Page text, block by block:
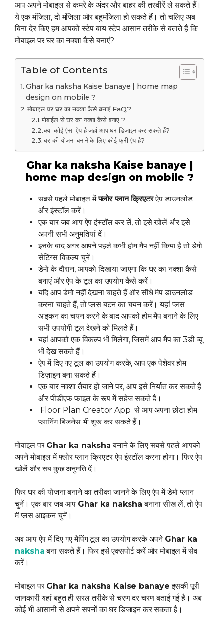
आप अपने मोबाइल से कमरे के अंदर और बाहर की तस्वीरें ले सकते हैं।
ये एक मंजिला, दो मंजिला और बहुमंजिला हो सकते हैं। तो चलिए अब
बिना देर किए हम आपको स्टेप बाय स्टेप आसान तरीके से बताते हैं कि
मोबाइल पर घर का नक्शा कैसे बनाएं?
Table of Contents
Ghar ka naksha Kaise banaye | home map
design on mobile ?
मोबाइल पर घर का नक्शा कैसे बनाएं FaQ?
मोबाईल से घर का नक्शा कैसे बनाए ?
क्या कोई ऐसा ऐप है जहां आप घर डिजाइन कर सकते हैं?
घर की योजना बनाने के लिए कोई फ्री ऐप है?
Ghar ka naksha Kaise banaye |
home map design on mobile ?
सबसे पहले मोबाइल मेंफ्लोर प्लान क्रिएटरऐप डाउनलोड
और इंस्टॉल करें।
एक बार जब आप ऐप इंस्टॉल कर लें, तो इसे खोलें और इसे
अपनी सभी अनुमतियां दें।
इसके बाद अगर आपने पहले कभी होम मैप नहीं किया है तो डेमो
सेटिंग्स विकल्प चुनें।
डेमो के दौरान, आपको दिखाया जाएगा कि घर का नक्शा कैसे
बनाएं और ऐप के टूल का उपयोग कैसे करें।
यदि आप डेमो नहीं देखना चाहते हैं और सीधे मैप डाउनलोड
करना चाहते हैं, तो प्लस बटन का चयन करें। यहां प्लस
आइकन का चयन करने के बाद आपको होम मैप बनाने के लिए
सभी उपयोगी टूल देखने को मिलते हैं।
यहां आपको एक विकल्प भी मिलेगा, जिसमें आप मैप का 3डी व्यू
भी देख सकते हैं।
ऐप में दिए गए टूल का उपयोग करके, आप एक पेशेवर होम
डिज़ाइन बना सकते हैं।
एक बार नक्शा तैयार हो जाने पर, आप इसे निर्यात कर सकते हैं
और पीडीएफ फाइल के रूप में सहेज सकते हैं।
Floor Plan Creator App से आप अपना छोटा होम
प्लानिंग बिजनेस भी शुरू कर सकते हैं।
मोबाइल पर Ghar ka naksha बनाने के लिए सबसे पहले आपको
अपने मोबाइल में फ्लोर प्लान क्रिएटर ऐप इंस्टॉल करना होगा। फिर ऐप
खोलें और सब कुछ अनुमति दें।
फिर घर की योजना बनाने का तरीका जानने के लिए ऐप में डेमो प्लान
चुनें। एक बार जब आप Ghar ka naksha बनाना सीख लें, तो ऐप
में प्लस आइकन चुनें।
अब आप ऐप में दिए गए मैपिंग टूल का उपयोग करके अपने Ghar ka
naksha बना सकते हैं। फिर इसे एक्सपोर्ट करें और मोबाइल में सेव
करें।
मोबाइल पर Ghar ka naksha Kaise banaye इसकी पूरी
जानकारी यहां बहुत ही सरल तरीके से चरण दर चरण बताई गई है। अब
कोई भी आसानी से अपने सपनों का घर डिजाइन कर सकता है।